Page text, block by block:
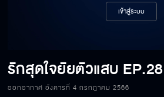
เข้าสู่ระบบ
รักสุดใจยัยตัวแสบ EP.28
ออกอากาศ อังคารที่ 4 กรกฎาคม 2566